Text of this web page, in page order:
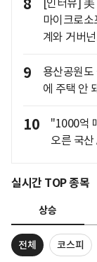
8
[인터뷰]
마이크로소
계와 거버
9
용산공원
에 주택 안
10
"1000억
오른 국산
실시간 TOP 종목
상승
전체 코스피